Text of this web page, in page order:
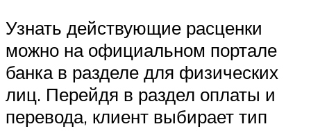
Узнать действующие расценки
можно на официальном портале
банка в разделе для физических
лиц. Перейдя в раздел оплаты и
перевода, клиент выбирает тип